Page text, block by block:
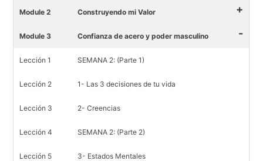
Module 2 Construyendo mi Valor +
Module 3 Confianza de acero y poder masculino -
Lección 1 SEMANA 2: (Parte 1)
Lección 2 1- Las 3 decisiones de tu vida
Lección 3 2- Creencias
Lección 4 SEMANA 2: (Parte 2)
Lección 5 3- Estados Mentales